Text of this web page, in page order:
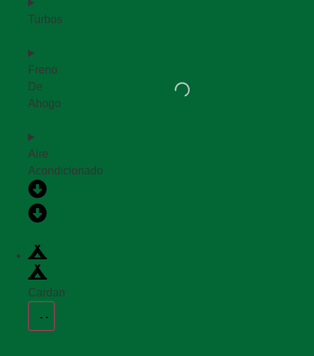
Turbos
Freno
De
Ahogo
Aire
Acondicionado
Cardan